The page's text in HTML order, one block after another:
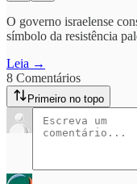
O governo israelense
símbolo da resistência
Leia →
8 Comentários
Primeiro no topo